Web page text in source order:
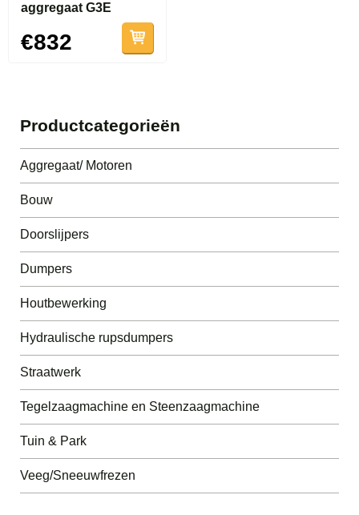
aggregaat G3E
€832
Productcategorieën
Aggregaat/ Motoren
Bouw
Doorslijpers
Dumpers
Houtbewerking
Hydraulische rupsdumpers
Straatwerk
Tegelzaagmachine en Steenzaagmachine
Tuin & Park
Veeg/Sneeuwfrezen